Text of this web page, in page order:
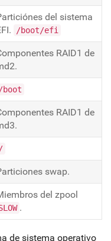
del sistema
/boot/efi
RAID1 de
/boot
RAID1 de
/
swap.
del zpool
.
de sistema operativo